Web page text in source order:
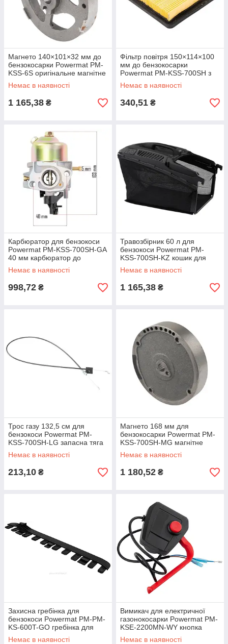
Магнето 140×101×32 мм до
бензокосарки Powermat PM-
KSS-6S оригінальне магнітне
колесо для старту двигуна
Немає в наявності
1 165,38 ₴
Фільтр повітря 150×114×100
мм до бензокосарки
Powermat PM-KSS-700SH з
корпусом і паперовим
елементом
Немає в наявності
340,51 ₴
Карбюратор для бензокоси
Powermat PM-KSS-700SH-GA
40 мм карбюратор до
мотокоси
Немає в наявності
998,72 ₴
Травозбірник 60 л для
бензокоси Powermat PM-
KSS-700SH-KZ кошик для
збору трави
Немає в наявності
1 165,38 ₴
Трос газу 132,5 см для
бензокоси Powermat PM-
KSS-700SH-LG запасна тяга
газу для косарки
Немає в наявності
213,10 ₴
Магнето 168 мм для
бензокосарки Powermat PM-
KSS-700SH-MG магнітне
колесо для косарки двигуна
Немає в наявності
1 180,52 ₴
Захисна гребінка для
бензокоси Powermat PM-PM-
KS-600T-GO гребінка для
тримера
Немає в наявності
Вимикач для електричної
газонокосарки Powermat PM-
KSE-2200MN-WY кнопка
живлення
Немає в наявності